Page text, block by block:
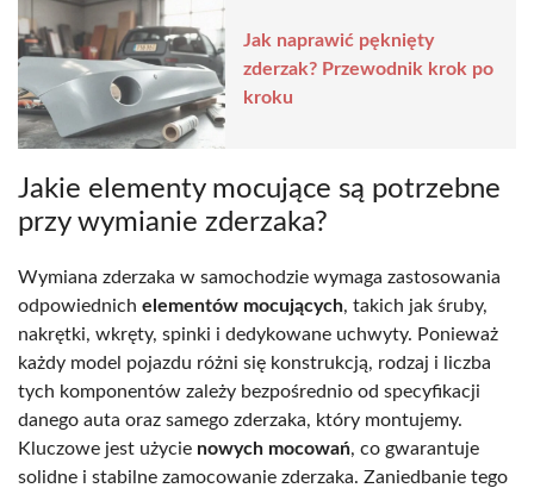
Jak naprawić pęknięty
zderzak? Przewodnik krok po
kroku
Jakie elementy mocujące są potrzebne
przy wymianie zderzaka?
Wymiana zderzaka w samochodzie wymaga zastosowania
odpowiednich elementów mocujących, takich jak śruby,
nakrętki, wkręty, spinki i dedykowane uchwyty. Ponieważ
każdy model pojazdu różni się konstrukcją, rodzaj i liczba
tych komponentów zależy bezpośrednio od specyfikacji
danego auta oraz samego zderzaka, który montujemy.
Kluczowe jest użycie nowych mocowań, co gwarantuje
solidne i stabilne zamocowanie zderzaka. Zaniedbanie tego